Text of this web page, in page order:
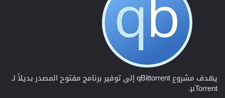
يهدف مشروع qBittorrent إلى توفير برنامج مفتوح المصدر بديلاً لـ
µTorrent.